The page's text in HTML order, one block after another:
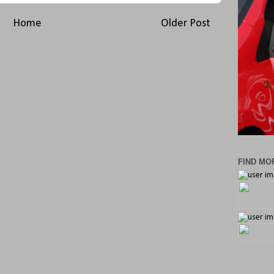
Older Post
Home
FIND